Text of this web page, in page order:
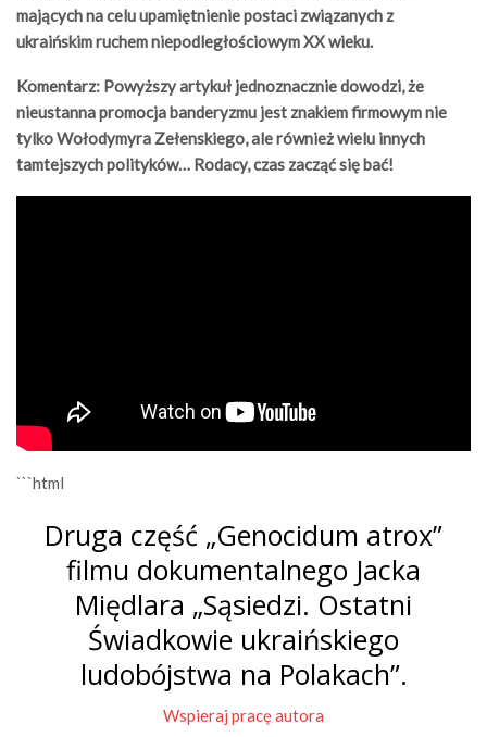
mających na celu upamiętnienie postaci związanych z
ukraińskim ruchem niepodległościowym XX wieku.
Komentarz: Powyższy artykuł jednoznacznie dowodzi, że
nieustanna promocja banderyzmu jest znakiem firmowym nie
tylko Wołodymyra Zełenskiego, ale również wielu innych
tamtejszych polityków… Rodacy, czas zacząć się bać!
```html
Druga część „Genocidum atrox”
filmu dokumentalnego Jacka
Międlara „Sąsiedzi. Ostatni
Świadkowie ukraińskiego
ludobójstwa na Polakach”.
Wspieraj pracę autora